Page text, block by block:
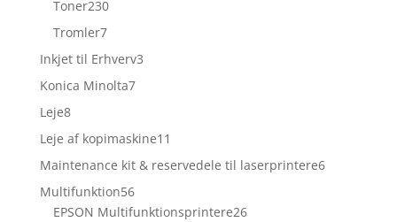
Toner230230
Tromler77
varer
Inkjet til Erhverv33
Konica Minolta77
Leje88
varer
Leje af kopimaskine11
Maintenance kit & reservedele til laserprintere66
Multifunktion5656
varer
EPSON Multifunktionsprintere2626